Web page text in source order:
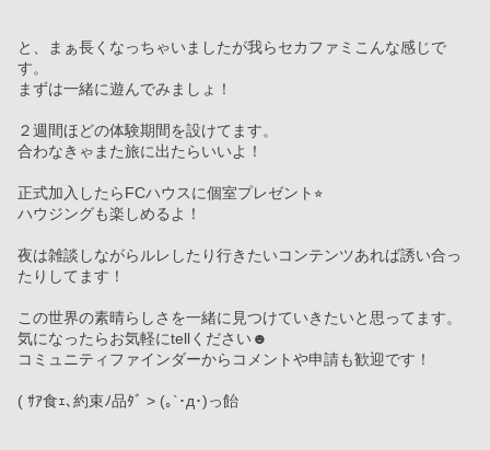
と、まぁ長くなっちゃいましたが我らセカファミこんな感じで
す。
まずは一緒に遊んでみましょ！
２週間ほどの体験期間を設けてます。
合わなきゃまた旅に出たらいいよ！
正式加入したらFCハウスに個室プレゼント⭐︎
ハウジングも楽しめるよ！
夜は雑談しながらルレしたり行きたいコンテンツあれば誘い合っ
たりしてます！
この世界の素晴らしさを一緒に見つけていきたいと思ってます。
気になったらお気軽にtellください☻
コミュニティファインダーからコメントや申請も歓迎です！
( ｻｱ食ｪ､約束ﾉ品ﾀﾞ > (｡`･д･)っ飴